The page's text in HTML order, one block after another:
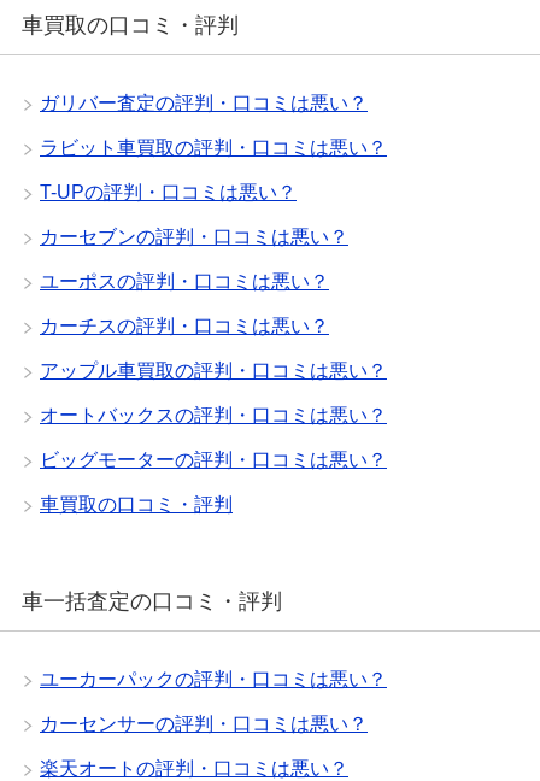
車買取の口コミ・評判
ガリバー査定の評判・口コミは悪い？
ラビット車買取の評判・口コミは悪い？
T-UPの評判・口コミは悪い？
カーセブンの評判・口コミは悪い？
ユーポスの評判・口コミは悪い？
カーチスの評判・口コミは悪い？
アップル車買取の評判・口コミは悪い？
オートバックスの評判・口コミは悪い？
ビッグモーターの評判・口コミは悪い？
車買取の口コミ・評判
車一括査定の口コミ・評判
ユーカーパックの評判・口コミは悪い？
カーセンサーの評判・口コミは悪い？
楽天オートの評判・口コミは悪い？